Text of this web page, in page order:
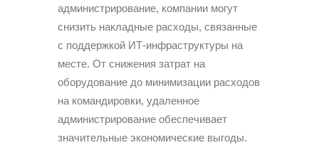
администрирование, компании могут
снизить накладные расходы, связанные
с поддержкой ИТ-инфраструктуры на
месте. От снижения затрат на
оборудование до минимизации расходов
на командировки, удаленное
администрирование обеспечивает
значительные экономические выгоды.